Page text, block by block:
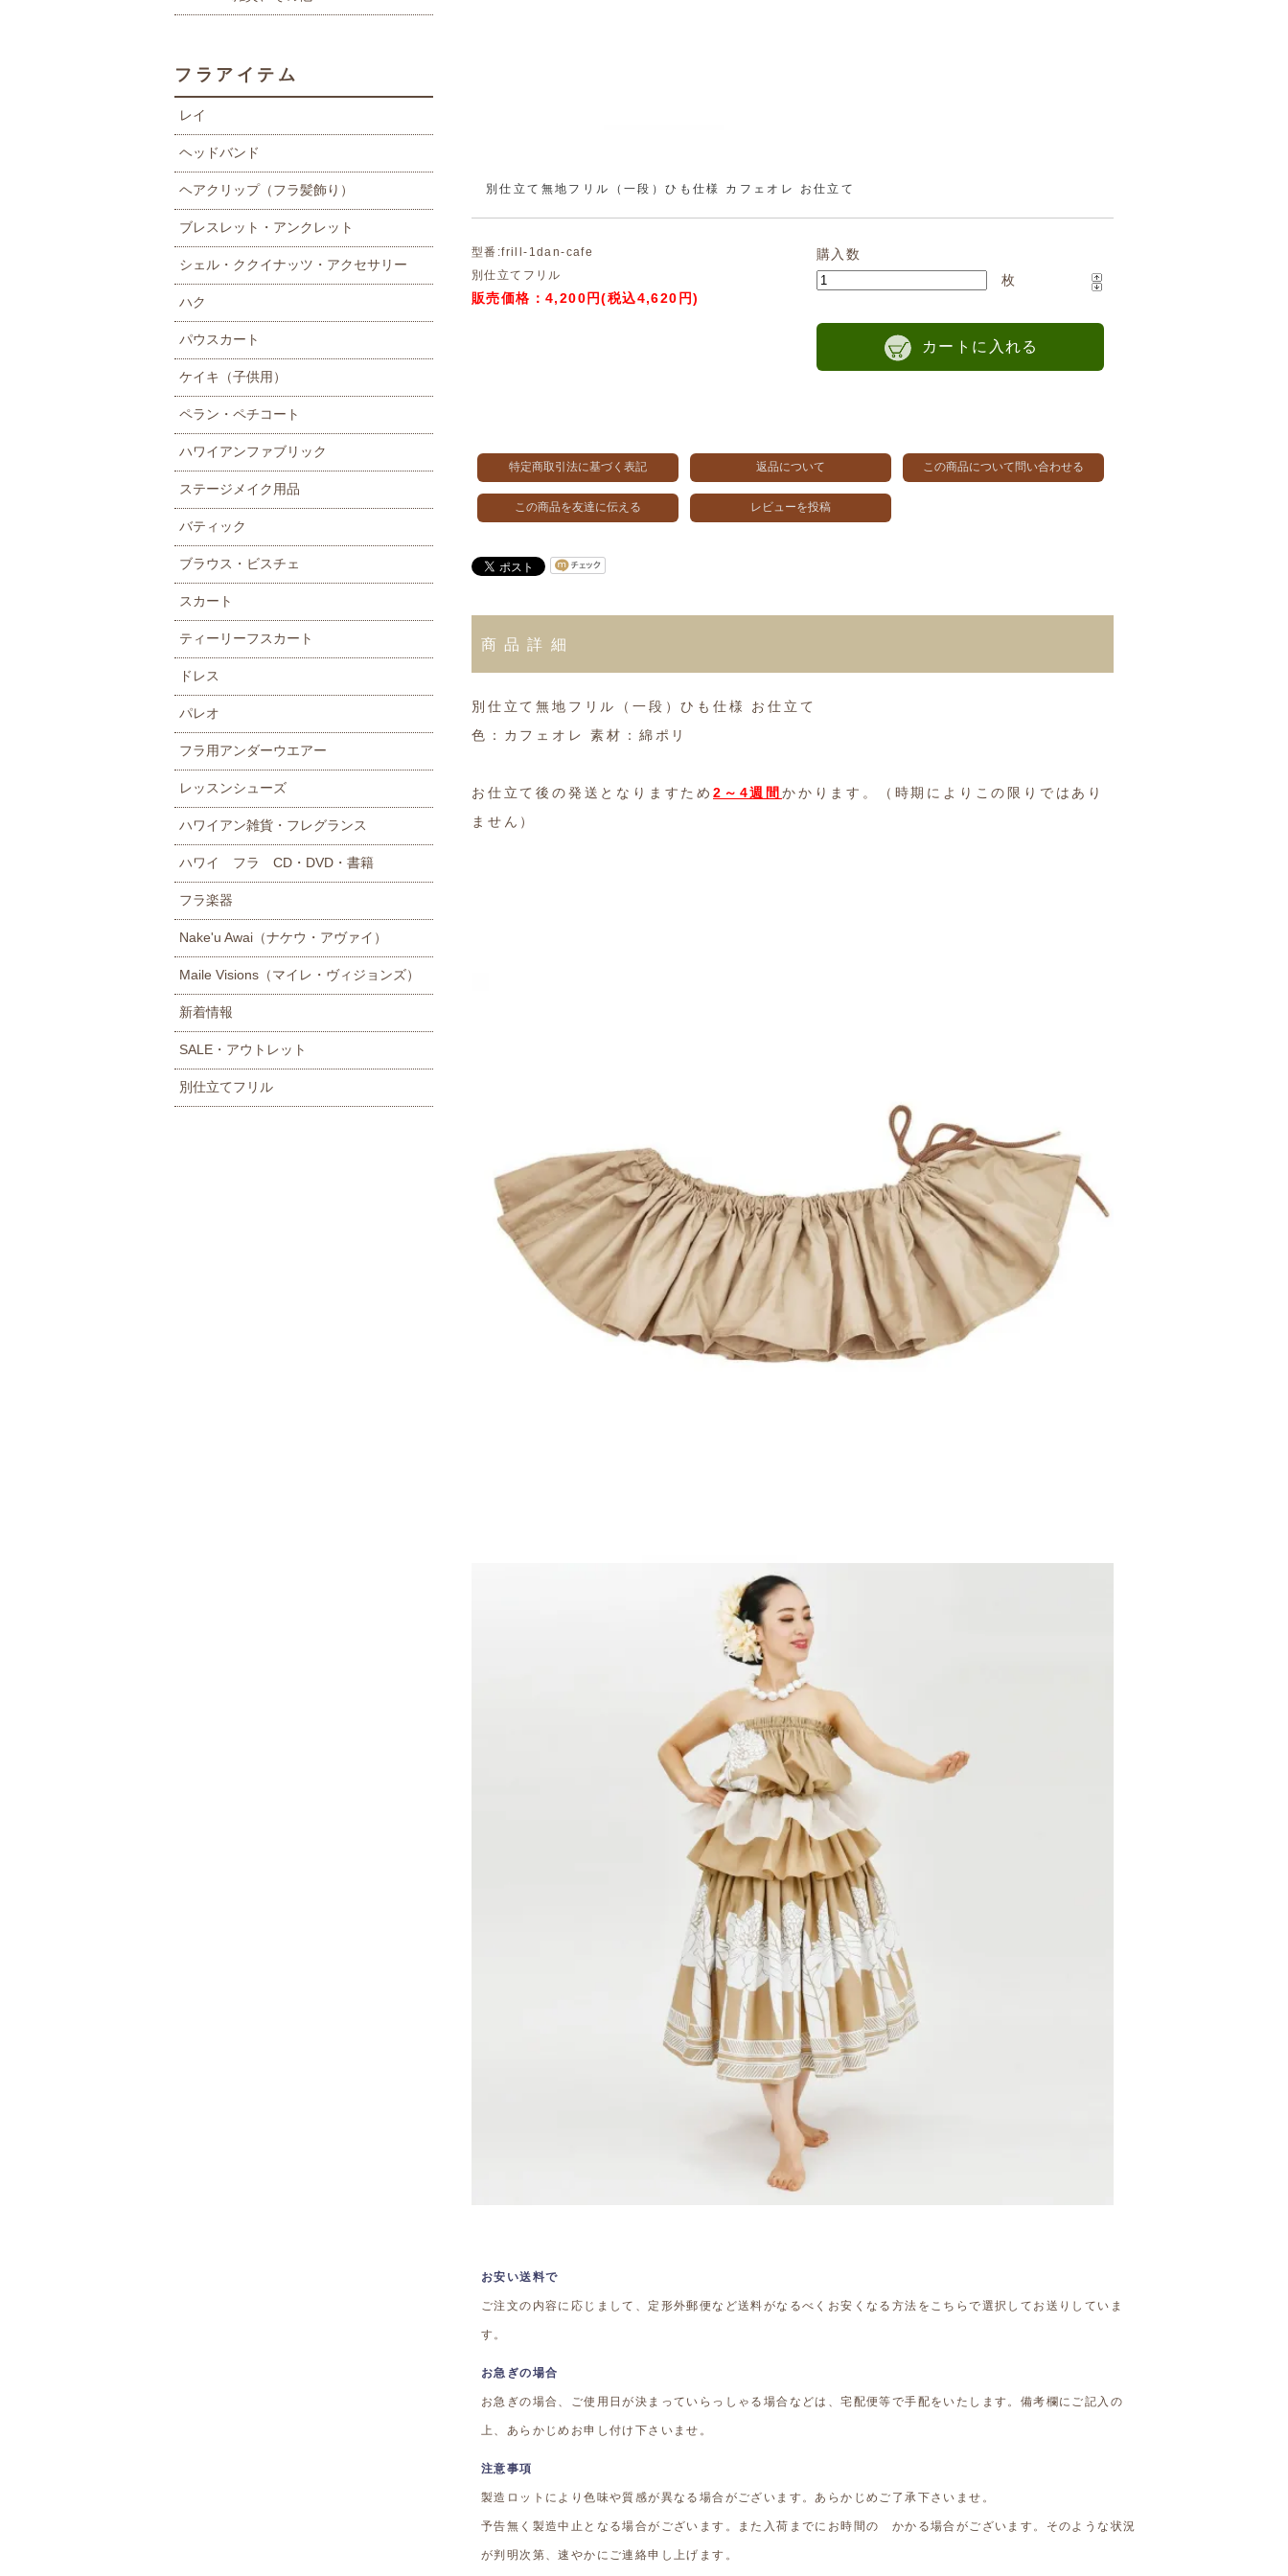
別仕立て無地フリル（一段）ひも仕様 カフェオレ お仕立て
型番:frill-1dan-cafe
別仕立てフリル
販売価格：4,200円(税込4,620円)
購入数
枚
カートに入れる
特定商取引法に基づく表記 返品について この商品について問い合わせる
この商品を友達に伝える レビューを投稿
商品詳細
別仕立て無地フリル（一段）ひも仕様 お仕立て
色：カフェオレ 素材：綿ポリ
お仕立て後の発送となりますため 2～4週間 かかります。（時期によりこの限りではあり
ません）
お安い送料で
ご注文の内容に応じまして、定形外郵便など送料がなるべくお安くなる方法をこちらで選択してお送りしていま
す。
お急ぎの場合
お急ぎの場合、ご使用日が決まっていらっしゃる場合などは、宅配便等で手配をいたします。備考欄にご記入の
上、あらかじめお申し付け下さいませ。
注意事項
製造ロットにより色味や質感が異なる場合がございます。あらかじめご了承下さいませ。
予告無く製造中止となる場合がございます。また入荷までにお時間の かかる場合がございます。そのような状況
が判明次第、速やかにご連絡申し上げます。
フラアイテム
レイ
ヘッドバンド
ヘアクリップ（フラ髪飾り）
ブレスレット・アンクレット
シェル・ククイナッツ・アクセサリー
ハク
パウスカート
ケイキ（子供用）
ペラン・ペチコート
ハワイアンファブリック
ステージメイク用品
バティック
ブラウス・ビスチェ
スカート
ティーリーフスカート
ドレス
パレオ
フラ用アンダーウエアー
レッスンシューズ
ハワイアン雑貨・フレグランス
ハワイ フラ CD・DVD・書籍
フラ楽器
Nake'u Awai（ナケウ・アヴァイ）
Maile Visions（マイレ・ヴィジョンズ）
新着情報
SALE・アウトレット
別仕立てフリル